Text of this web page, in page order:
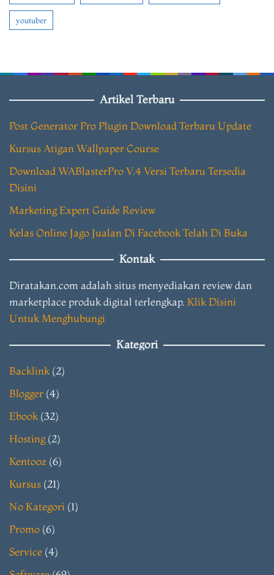
youtuber
Artikel Terbaru
Post Generator Pro Plugin Download Terbaru Update
Kursus Atigan Wallpaper Course
Download WABlasterPro V.4 Versi Terbaru Tersedia
Disini
Marketing Expert Guide Review
Kelas Online Jago Jualan Di Facebook Telah Di Buka
Kontak
Diratakan.com adalah situs menyediakan review dan
marketplace produk digital terlengkap. Klik Disini
Untuk Menghubungi
Kategori
Backlink (2)
Blogger (4)
Ebook (32)
Hosting(2)
Kentooz (6)
Kursus (21)
No Kategori (1)
Promo (6)
Service (4)